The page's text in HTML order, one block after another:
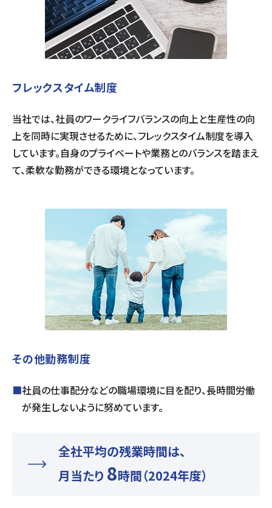
フレックスタイム制度
当社では、社員のワークライフバランスの向上と生産性の向
上を同時に実現させるために、フレックスタイム制度を導入
しています。自身のプライベートや業務とのバランスを踏まえ
て、柔軟な勤務ができる環境となっています。
その他勤務制度
■社員の仕事配分などの職場環境に目を配り、長時間労働
が発生しないように努めています。
全社平均の残業時間は、
月当たり 8時間（2024年度）